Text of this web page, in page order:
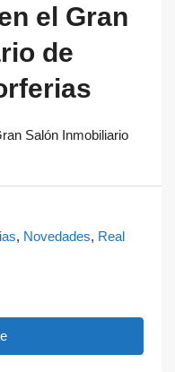
el Gran
de
Salón Inmobiliario
, Novedades, Real